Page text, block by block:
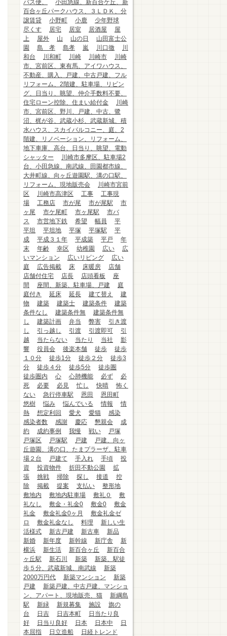
バス便、
小田急線、新百合ケ丘、新
百合ヶ丘パークハウス、３ＬＤＫ、分
譲賃貸
小野町 小鹿
少年野球
尽くす
居宅 居室 居酒屋
屋
上
屋外 山 山の日
山田富士公
園
島 孝 島孝 嵐 川口徹
川
和台
川和町 川崎 川崎市
川崎
市、宮前区、東有馬、アイワハウス、
不動産、購入、戸建、中古戸建、フル
リフォーム、2階建、駐車場、リビン
グ、日当り、眺望、仲介手数料不要、
住宅ローン控除、住まい給付金
川崎
市、宮前区、野川、戸建、中古、鷺
沼、梶が谷、武蔵小杉、武蔵新城、積
水ハウス、スカイバルコニー、庭、2
階建、リノベーション、リフォーム、
地下車庫、高台、日当り、眺望、電動
シャッター
川崎市多摩区、駐車場2
台、小田急線、南武線、田園都市線、
大井町線、向ヶ丘遊園駅、溝の口駅、
リフォーム、現地販売会
川崎市宮前
区
川崎市高津区 工事
工事現
場
工務店 市が尾 市が尾駅
市
ヶ尾
市ケ尾町 市ヶ尾駅
市バ
ス
市営地下鉄 希望 幅員
平
平坦
平坦地 平塚 平塚駅
平
成
平成３１年 平成築 平戸
年
末
年齢 幸区 幼稚園 広い
広
いマンション
広いリビング
広い
庭
広告掲載 床 床暖房
店舗
店舗付住宅
店長 店頭看板
座
間
座間、新築、駐車場、戸建
庭
庭付き
延床 延長 建て替え
建
物
建築 建築士 建築条件
建築
条件なし
建築条件無
建築条件無
し
建築計画 弁当 弊害
引き渡
し
引っ越し 引渡 引渡即可
引
越
当たらない 当たり 当社
影
響
役員会 後楽本舗 徒歩
徒歩
１０分
徒歩1分 徒歩２分
徒歩3
分
徒歩４分 徒歩5分
徒歩圏
徒歩圏内
心 心肺機能 必ず
必
死
必要 必見 忙し 快晴
怖く
ない
急行停車駅 恩田
恩田町
悠樹
悩み 悩んでいる 情報
情
熱
想定利回 愛犬 愛猫
感染
感染者数
感謝 慶応 懇親会
成
約
成約事例 我慢 戦い
戸塚
戸塚区
戸塚駅 戸建
戸建、向ヶ
丘遊園、溝の口、たまプラーザ、駐車
場２台
戸建て 手入れ 手頃
投
資
投資物件 折田不動公園
拡
張
挑戦 掃除 探し 接道
控
除
掲載 提案 支払い
整形地
敷地内
敷地内駐車場 敷礼０
敷
礼なし
敷金・礼金0 敷金0
敷金
礼金
敷金礼金0ヶ月
敷金礼金ゼ
ロ
敷金礼金なし 料理
新しい生
活様式
新古戸建 新古車
新品
新婚
新年度 新幹線 新庁舎
新
横浜
新生活 新百合ヶ丘
新百合
ヶ丘駅
新石川 新築
新築、駅徒
歩５分、武蔵新城、南武線
新築
2000万円代
新築マンション
新築
戸建
新築戸建、中古戸建、マンショ
ン、アパート、現地販売、猫
新綱島
駅
新緑 新規募集 施設
旗の
台
日吉 日吉本町
日当たり良
好
日当り良好 日本 日本中
日
本屈指
日立造船
日経トレンド